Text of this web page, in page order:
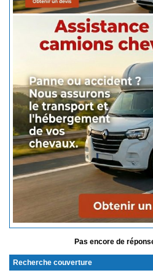
Pas encore de
Recherche couverture